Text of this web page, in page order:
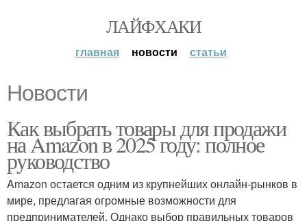
ЛАЙФХАКИ
главная новости статьи
Новости
Как выбрать товары для продажи
на Amazon в 2025 году: полное
руководство
Amazon остается одним из крупнейших онлайн-рынков в
мире, предлагая огромные возможности для
предпринимателей. Однако выбор правильных товаров